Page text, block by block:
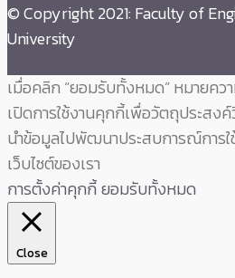
© Copyright 2021: Faculty of
University
เมื่อคลิก “ยอมรับทั้งหมด” หมายคว
เปิดการใช้งานคุกกี้เพื่อวัตถุประสงค์
นำข้อมูลไปพัฒนาประสบการณ์การใ
เว็บไซต์ของเรา
การตั้งค่าคุกกี้ยอมรับทั้งหมด
Close